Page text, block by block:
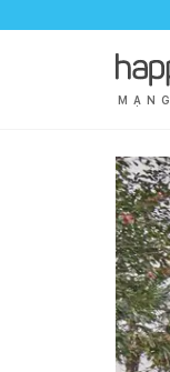
M Ạ N G